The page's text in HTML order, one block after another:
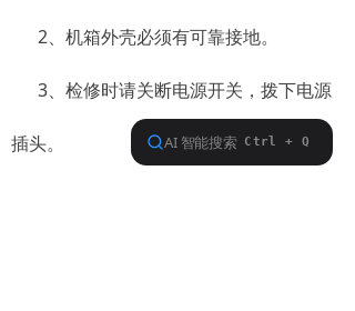
2、机箱外壳必须有可靠接地。
3、检修时请关断电源开关，拨下电源
插头。